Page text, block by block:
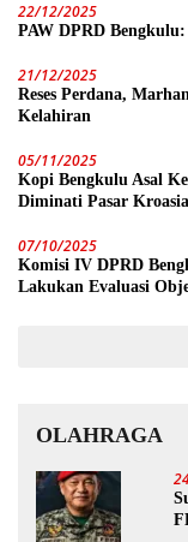
22/12/2025
PAW DPRD
21/12/2025
Reses Perdana,
Kelahiran
05/11/2025
Kopi Bengkulu Asal
Diminati Pasar Kroasia
07/10/2025
Komisi IV DPRD
Lakukan Evaluasi
OLAHRAGA